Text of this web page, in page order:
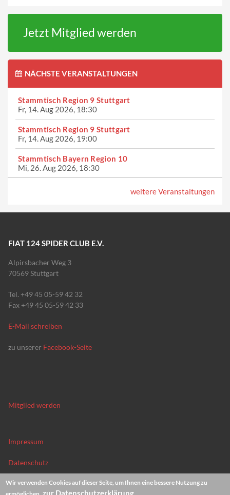
Jetzt Mitglied werden
NÄCHSTE VERANSTALTUNGEN
Stammtisch Region 9 Stuttgart
Fr, 14. Aug 2026, 18:30
Stammtisch Region 9 Stuttgart
Fr, 14. Aug 2026, 19:00
Stammtisch Bayern Region 10
Mi, 26. Aug 2026, 18:30
weitere Veranstaltungen
FIAT 124 SPIDER CLUB E.V.
Alpirsbacher Weg 3
70569 Stuttgart
Tel. +49 45 05-59 42 32
Fax +49 45 05-59 42 33
E-Mail schreiben
zu unserer Facebook-Seite
Mitglied werden
Impressum
Datenschutz
News-Archiv
Wir verwenden Cookies auf dieser Seite, um Ihnen eine bessere Nutzung zu
zur Datenschutzerklärung